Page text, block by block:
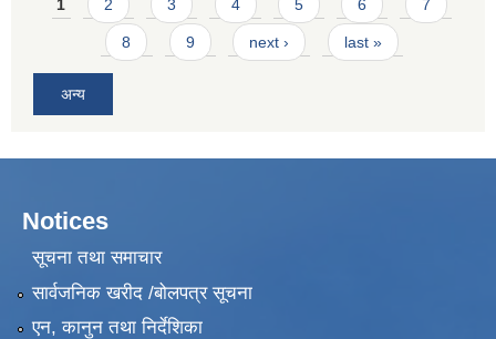
1 2 3 4 5 6 7
8 9 next › last »
अन्य
Notices
सूचना तथा समाचार
सार्वजनिक खरीद /बोलपत्र सूचना
एन, कानुन तथा निर्देशिका